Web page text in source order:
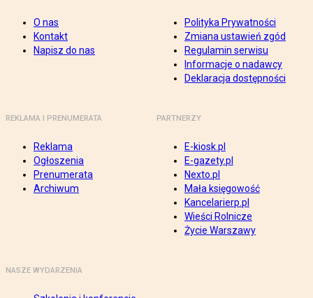
O nas
Kontakt
Napisz do nas
Polityka Prywatności
Zmiana ustawień zgód
Regulamin serwisu
Informacje o nadawcy
Deklaracja dostępności
REKLAMA I PRENUMERATA
Reklama
Ogłoszenia
Prenumerata
Archiwum
PARTNERZY
E-kiosk.pl
E-gazety.pl
Nexto.pl
Mała księgowość
Kancelarierp.pl
Wieści Rolnicze
Życie Warszawy
NASZE WYDARZENIA